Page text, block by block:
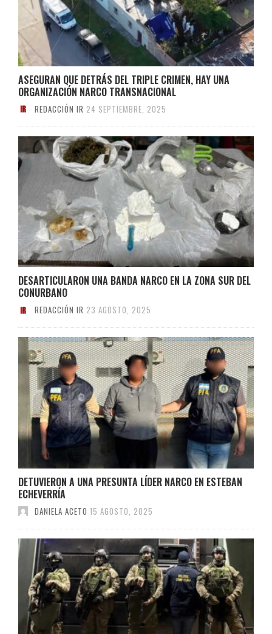
ASEGURAN QUE DETRÁS DEL TRIPLE CRIMEN, HAY UNA
ORGANIZACIÓN NARCO TRANSNACIONAL
REDACCIÓN IR 24 SEPTIEMBRE, 2025
DESARTICULARON UNA BANDA NARCO EN LA ZONA SUR DEL
CONURBANO
REDACCIÓN IR 23 AGOSTO, 2025
DETUVIERON A UNA PRESUNTA LÍDER NARCO EN ESTEBAN
ECHEVERRÍA
DANIELA ACETO 15 AGOSTO, 2025